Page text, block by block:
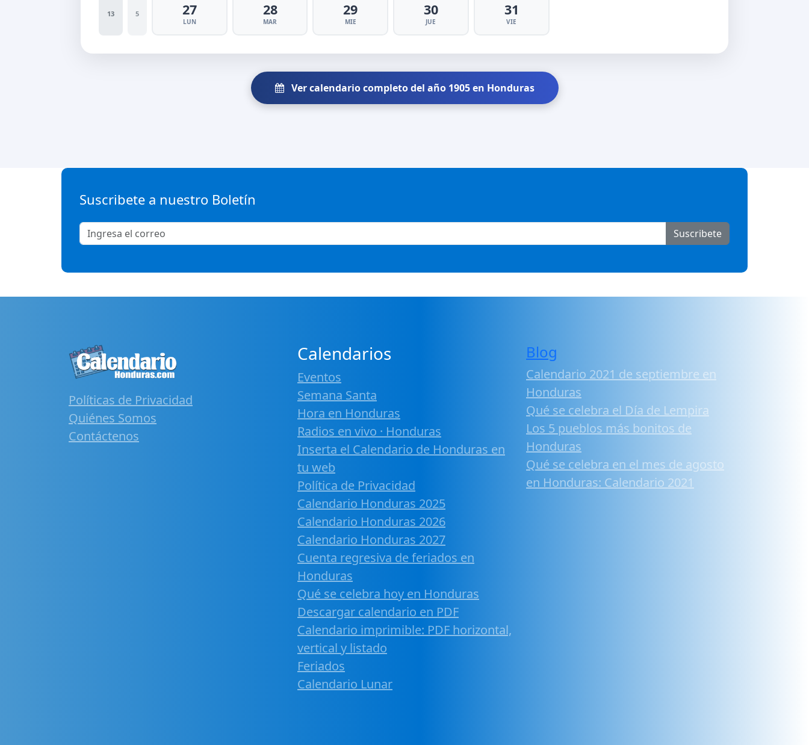
13 5 27
LUN
28
MAR
29
MIE
30
JUE
31
VIE
Ver calendario completo del año 1905 en Honduras
Suscribete a nuestro Boletín
Suscribete
Políticas de Privacidad
Quiénes Somos
Contáctenos
Calendarios
Eventos
Semana Santa
Hora en Honduras
Radios en vivo · Honduras
Inserta el Calendario de Honduras en
tu web
Política de Privacidad
Calendario Honduras 2025
Calendario Honduras 2026
Calendario Honduras 2027
Cuenta regresiva de feriados en
Honduras
Qué se celebra hoy en Honduras
Descargar calendario en PDF
Calendario imprimible: PDF horizontal,
vertical y listado
Feriados
Calendario Lunar
Blog
Calendario 2021 de septiembre en
Honduras
Qué se celebra el Día de Lempira
Los 5 pueblos más bonitos de
Honduras
Qué se celebra en el mes de agosto
en Honduras: Calendario 2021